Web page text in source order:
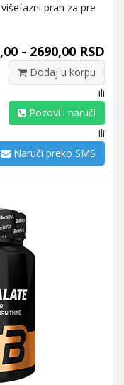
prah za pre
- 2690,00 RSD
Dodaj u korpu
ili
Pozovi i naruči
ili
Naruči preko SMS